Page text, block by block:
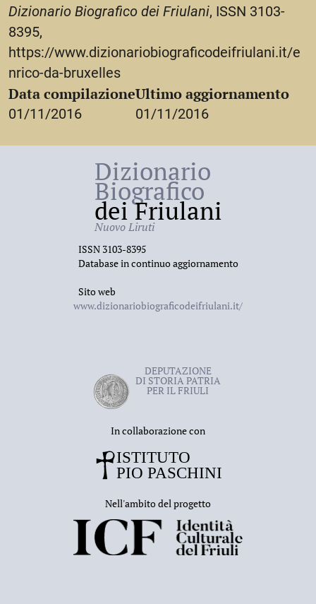
Dizionario Biografico dei Friulani, ISSN 3103-
8395,
https://www.dizionariobiograficodeifriulani.it/e
nrico-da-bruxelles
Data compilazione
01/11/2016
Ultimo aggiornamento
01/11/2016
Dizionario
Biografico
dei Friulani
Nuovo Liruti
ISSN 3103-8395
Database in continuo aggiornamento
Sito web
www.dizionariobiograficodeifriulani.it/
DEPUTAZIONE
DI STORIA PATRIA
PER IL FRIULI
In collaborazione con
Nell'ambito del progetto